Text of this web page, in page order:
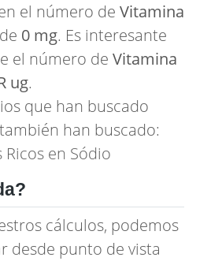
el número de Vitamina
0 mg. Es interesante
el número de Vitamina
ug.
que han buscado
han buscado:
en Sódio
cálculos, podemos
desde punto de vista